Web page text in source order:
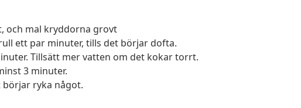
och mal kryddorna grovt
ett par minuter, tills det börjar dofta.
Tillsätt mer vatten om det kokar torrt.
3 minuter.
ryka något.